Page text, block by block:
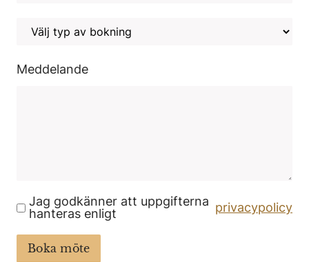
Meddelande
Jag godkänner att uppgifterna
hanteras enligt
privacypolicy
Boka möte